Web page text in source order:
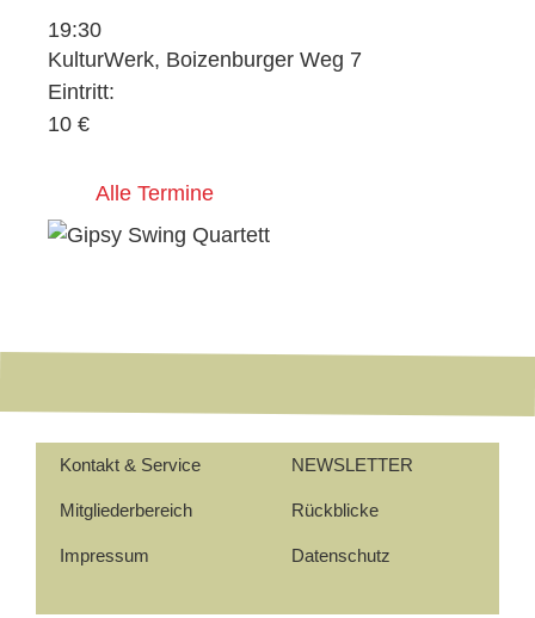
19:30
KulturWerk, Boizenburger Weg 7
Eintritt:
10 €
Alle Termine
Kontakt & Service NEWSLETTER
Mitgliederbereich Rückblicke
Impressum Datenschutz